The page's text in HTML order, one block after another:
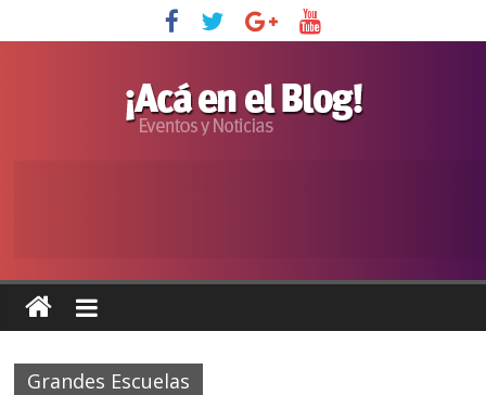
Grandes Escuelas